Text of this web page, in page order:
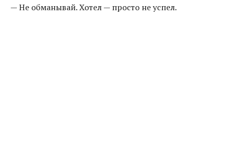
— Не обманывай. Хотел — просто не успел.